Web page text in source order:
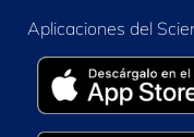
Aplicaciones del